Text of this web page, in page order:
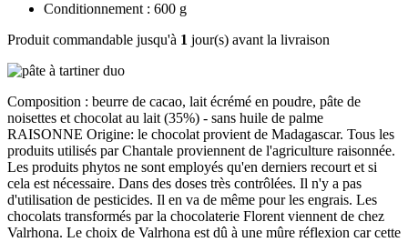
Conditionnement : 600 g
Produit commandable jusqu'à 1 jour(s) avant la livraison
Composition : beurre de cacao, lait écrémé en poudre, pâte de
noisettes et chocolat au lait (35%) - sans huile de palme
RAISONNE Origine: le chocolat provient de Madagascar. Tous les
produits utilisés par Chantale proviennent de l'agriculture raisonnée.
Les produits phytos ne sont employés qu'en derniers recourt et si
cela est nécessaire. Dans des doses très contrôlées. Il n'y a pas
d'utilisation de pesticides. Il en va de même pour les engrais. Les
chocolats transformés par la chocolaterie Florent viennent de chez
Valrhona. Le choix de Valrhona est dû à une mûre réflexion car cette